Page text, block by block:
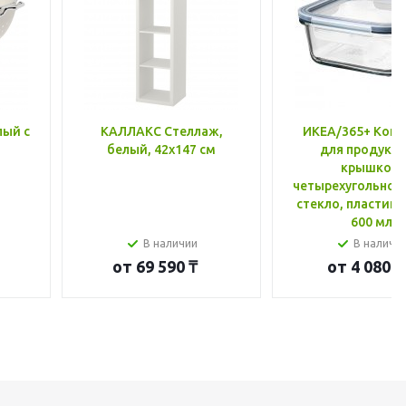
с
КАЛЛАКС Стеллаж,
белый, 42x147 см
В наличии
от 69 590 ₸
ИКЕА/365+
для
крышкой,
стекло, пластик
600 мл
В
от 4 080 ₸